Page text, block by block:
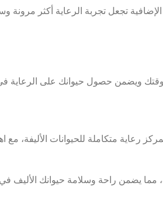
تجعل تجربة الرعاية أكثر مرونة
وقتك ويضمن حصول حيوانك على الرعاية
رعاية متكاملة للحيوانات الأليفة،
مما يضمن راحة وسلامة حيوانك الأليف